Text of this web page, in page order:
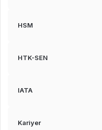
HSM
HTK-SEN
IATA
Kariyer